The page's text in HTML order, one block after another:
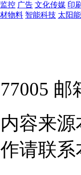
控 广告 文化传媒 印
物料 智能科技 太阳
邮
容来
请联